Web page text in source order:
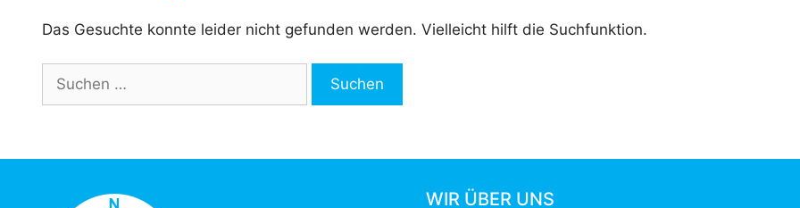
Das Gesuchte konnte leider nicht gefunden werden. Vielleicht hilft die Suchfunktion.
Suchen
nach:
WIR ÜBER UNS